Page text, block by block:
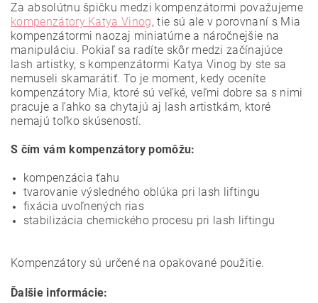
Za absolútnu špičku medzi kompenzátormi považujeme
kompenzátory Katya Vinog, tie sú ale v porovnaní s Mia
kompenzátormi naozaj miniatúrne a náročnejšie na
manipuláciu. Pokiaľ sa radíte skôr medzi začínajúce
lash artistky, s kompenzátormi Katya Vinog by ste sa
nemuseli skamarátiť. To je moment, kedy oceníte
kompenzátory Mia, ktoré sú veľké, veľmi dobre sa s nimi
pracuje a ľahko sa chytajú aj lash artistkám, ktoré
nemajú toľko skúseností.
S čím vám kompenzátory pomôžu:
kompenzácia ťahu
tvarovanie výsledného oblúka pri lash liftingu
fixácia uvoľnených rias
stabilizácia chemického procesu pri lash liftingu
Kompenzátory sú určené na opakované použitie.
Ďalšie informácie: